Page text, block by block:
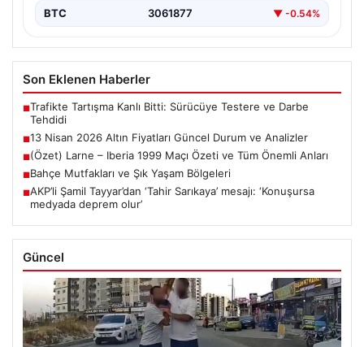
BTC 3061877 ▼ -0.54%
Son Eklenen Haberler
■Trafikte Tartışma Kanlı Bitti: Sürücüye Testere ve Darbe
Tehdidi
■13 Nisan 2026 Altın Fiyatları Güncel Durum ve Analizler
■(Özet) Larne – Iberia 1999 Maçı Özeti ve Tüm Önemli Anları
■Bahçe Mutfakları ve Şık Yaşam Bölgeleri
■AKP’li Şamil Tayyar’dan ‘Tahir Sarıkaya’ mesajı: ‘Konuşursa
medyada deprem olur’
Güncel